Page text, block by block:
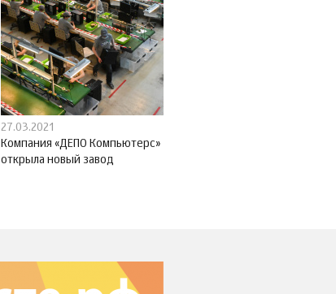
27.03.2021
Компания «ДЕПО Компьютерс»
открыла новый завод